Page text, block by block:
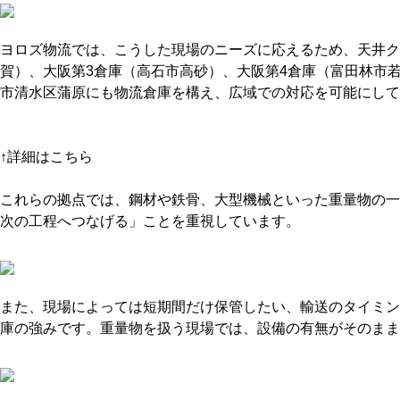
ヨロズ物流では、こうした現場のニーズに応えるため、天井
賀）、大阪第3倉庫（高石市高砂）、大阪第4倉庫（富田林市
市清水区蒲原にも物流倉庫を構え、広域での対応を可能にし
↑詳細はこちら
これらの拠点では、鋼材や鉄骨、大型機械といった重量物の
次の工程へつなげる」ことを重視しています。
また、現場によっては短期間だけ保管したい、輸送のタイミ
庫の強みです。重量物を扱う現場では、設備の有無がそのま